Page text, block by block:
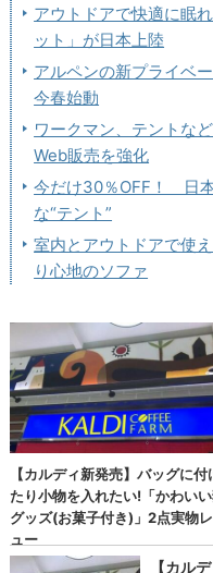
アウトドアで快適に眠
ット」が日本上陸
アルペンの新プライベ
今春始動
ワークマン、テントな
Web販売を強化
今だけ30％OFF！ 日
な“テント”
室内とアウトドアで使
り心地のソファ